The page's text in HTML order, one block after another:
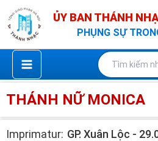
Nhảy
tới
nội
dung
ỦY BAN THÁNH
PHỤNG SỰ
THÁNH NỮ MONICA
Imprimatur: GP. Xuân Lộc -